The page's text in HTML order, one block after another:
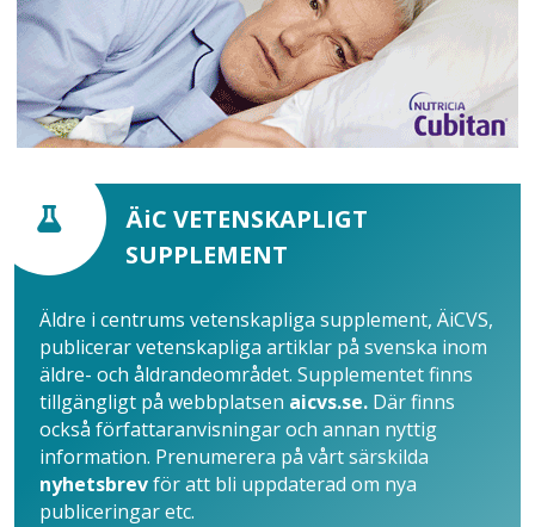
ÄiC VETENSKAPLIGT
SUPPLEMENT
Äldre i centrums vetenskapliga supplement, ÄiCVS,
publicerar vetenskapliga artiklar på svenska inom
äldre- och åldrandeområdet. Supplementet finns
tillgängligt på webbplatsen aicvs.se. Där finns
också författaranvisningar och annan nyttig
information. Prenumerera på vårt särskilda
nyhetsbrevför att bli uppdaterad om nya
publiceringar etc.